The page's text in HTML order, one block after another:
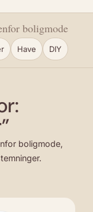
boligmode
Have DIY
boligmode,